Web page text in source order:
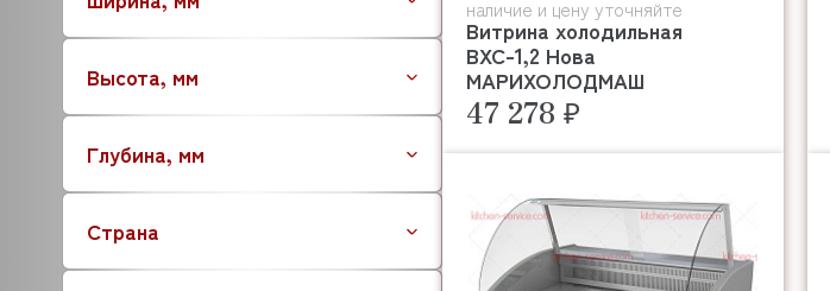
BERKEL
BRAS
BRAVILOR BONAMAT
BREMA
BRITA
BRISKLY
CAB
CAMBRO
CANCAN
Высота, мм
Глубина, мм
Страна
наличие и цену уточняйте
Витрина холодильная
ВХС-1,2 Нова
МАРИХОЛОДМАШ
47 278 ₽